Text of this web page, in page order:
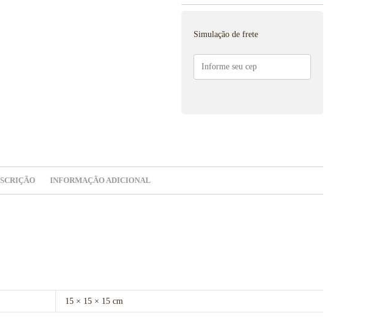
Simulação de frete
INFORMAÇÃO ADICIONAL
15 × 15 × 15 cm